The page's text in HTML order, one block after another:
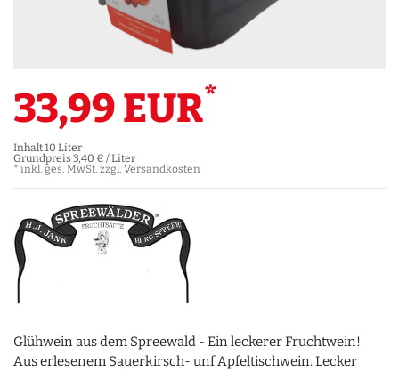
33,99 EUR*
Inhalt10 Liter
Grundpreis 3,40 € / Liter
* inkl. ges. MwSt. zzgl. Versandkosten
Glühwein aus dem Spreewald - Ein leckerer Fruchtwein!
Aus erlesenem Sauerkirsch- unf Apfeltischwein. Lecker